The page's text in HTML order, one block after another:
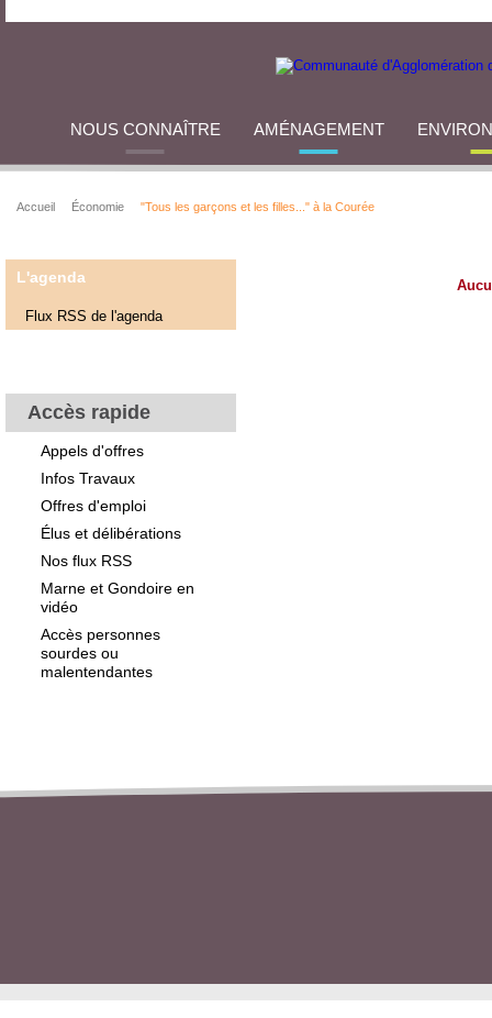
NOUS CONNAÎTRE AMÉNAGEMENT
Accueil Économie "Tous les garçons et les filles..." à la Courée
L'agenda
Flux RSS de l'agenda
Accès rapide
Appels d'offres
Infos Travaux
Offres d'emploi
Élus et délibérations
Nos flux RSS
Marne et Gondoire en
vidéo
Accès personnes
sourdes ou
malentendantes